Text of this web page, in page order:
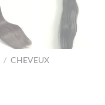
/ CHEVEUX